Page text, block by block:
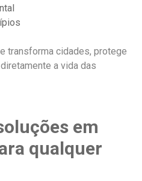
transforma cidades, protege
a vida das
em
qualquer